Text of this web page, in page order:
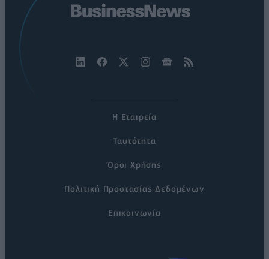
Η Εταιρεία
Ταυτότητα
Όροι Χρήσης
Πολιτική Προστασίας Δεδομένων
Επικοινωνία